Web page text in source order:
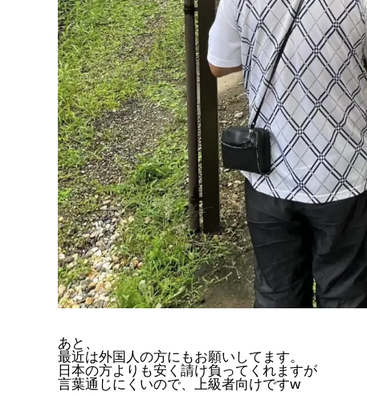
あと、
最近は外国人の方にもお願いしてます。
日本の方よりも安く請け負ってくれますが
言葉通じにくいので、上級者向けですw